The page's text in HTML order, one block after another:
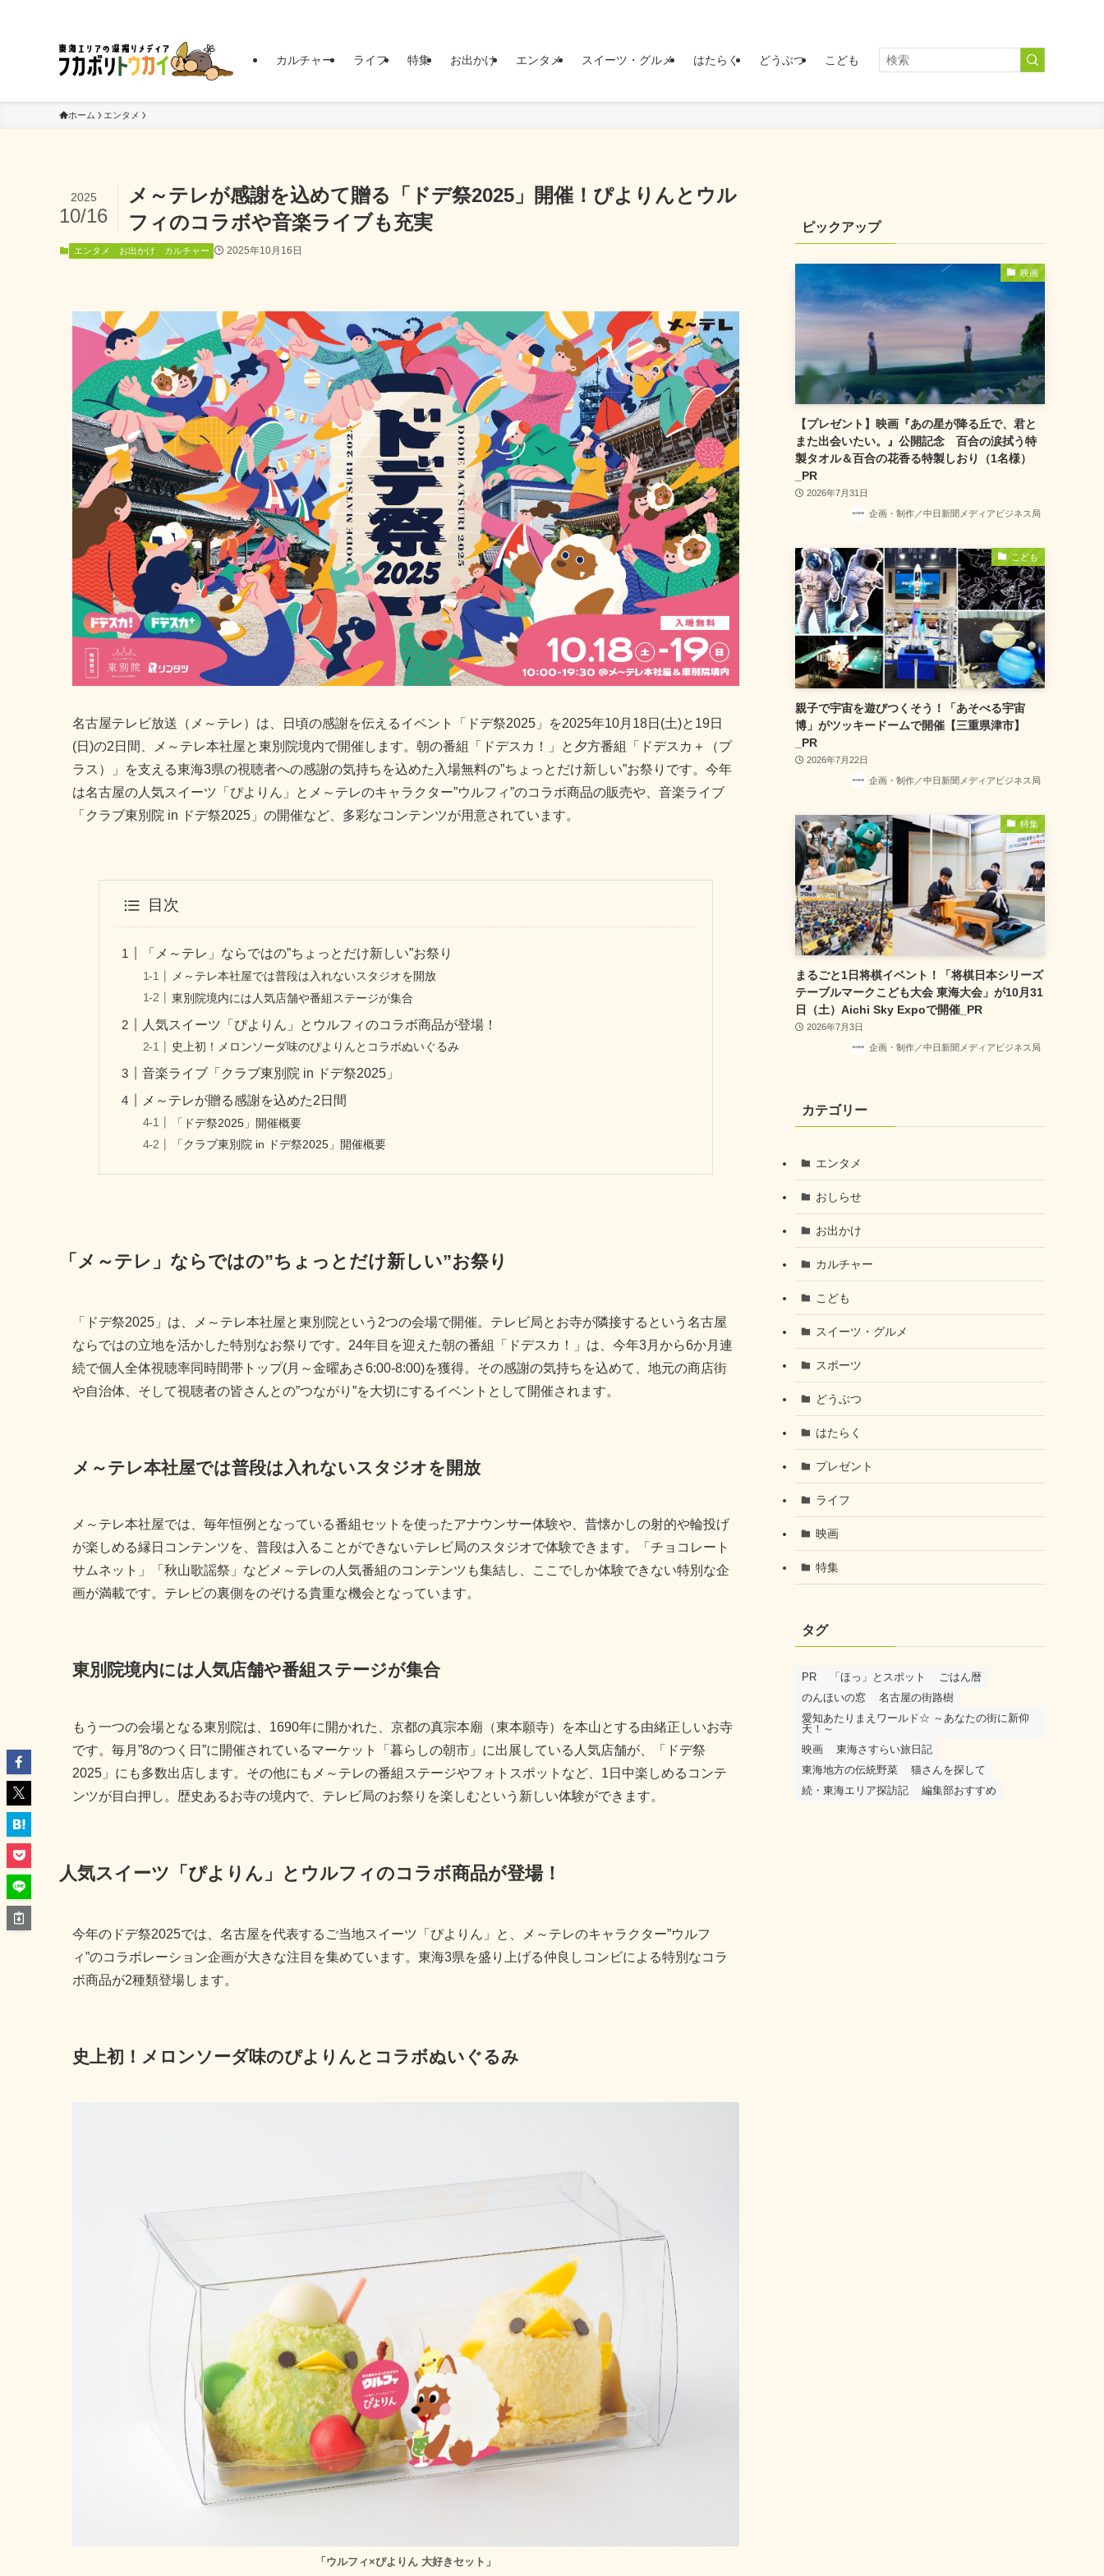
カルチャー ライフ 特集 お出かけ エンタメ スイーツ・グルメ はたらく どうぶつ こども
ホーム エンタメ
メ～テレが感謝を込めて贈る「ドデ祭2025」開催！ぴよりんとウル
フィのコラボや音楽ライブも充実
2025
10/16
エンタメ お出かけ カルチャー 2025年10月16日
名古屋テレビ放送（メ～テレ）は、日頃の感謝を伝えるイベント「ドデ祭2025」を2025年10月18日(土)と19日
(日)の2日間、メ～テレ本社屋と東別院境内で開催します。朝の番組「ドデスカ！」と夕方番組「ドデスカ＋（プ
ラス）」を支える東海3県の視聴者への感謝の気持ちを込めた入場無料の”ちょっとだけ新しい”お祭りです。今年
は名古屋の人気スイーツ「ぴよりん」とメ～テレのキャラクター”ウルフィ”のコラボ商品の販売や、音楽ライブ
「クラブ東別院 in ドデ祭2025」の開催など、多彩なコンテンツが用意されています。
目次
「メ～テレ」ならではの”ちょっとだけ新しい”お祭り
メ～テレ本社屋では普段は入れないスタジオを開放
東別院境内には人気店舗や番組ステージが集合
人気スイーツ「ぴよりん」とウルフィのコラボ商品が登場！
史上初！メロンソーダ味のぴよりんとコラボぬいぐるみ
音楽ライブ「クラブ東別院 in ドデ祭2025」
メ～テレが贈る感謝を込めた2日間
「ドデ祭2025」開催概要
「クラブ東別院 in ドデ祭2025」開催概要
「メ～テレ」ならではの”ちょっとだけ新しい”お祭り
「ドデ祭2025」は、メ～テレ本社屋と東別院という2つの会場で開催。テレビ局とお寺が隣接するという名古屋
ならではの立地を活かした特別なお祭りです。24年目を迎えた朝の番組「ドデスカ！」は、今年3月から6か月連
続で個人全体視聴率同時間帯トップ(月～金曜あさ6:00-8:00)を獲得。その感謝の気持ちを込めて、地元の商店街
や自治体、そして視聴者の皆さんとの”つながり”を大切にするイベントとして開催されます。
メ～テレ本社屋では普段は入れないスタジオを開放
メ～テレ本社屋では、毎年恒例となっている番組セットを使ったアナウンサー体験や、昔懐かしの射的や輪投げ
が楽しめる縁日コンテンツを、普段は入ることができないテレビ局のスタジオで体験できます。「チョコレート
サムネット」「秋山歌謡祭」などメ～テレの人気番組のコンテンツも集結し、ここでしか体験できない特別な企
画が満載です。テレビの裏側をのぞける貴重な機会となっています。
東別院境内には人気店舗や番組ステージが集合
もう一つの会場となる東別院は、1690年に開かれた、京都の真宗本廟（東本願寺）を本山とする由緒正しいお寺
です。毎月”8のつく日”に開催されているマーケット「暮らしの朝市」に出展している人気店舗が、「ドデ祭
2025」にも多数出店します。その他にもメ～テレの番組ステージやフォトスポットなど、1日中楽しめるコンテ
ンツが目白押し。歴史あるお寺の境内で、テレビ局のお祭りを楽しむという新しい体験ができます。
人気スイーツ「ぴよりん」とウルフィのコラボ商品が登場！
今年のドデ祭2025では、名古屋を代表するご当地スイーツ「ぴよりん」と、メ～テレのキャラクター”ウルフ
ィ”のコラボレーション企画が大きな注目を集めています。東海3県を盛り上げる仲良しコンビによる特別なコラ
ボ商品が2種類登場します。
史上初！メロンソーダ味のぴよりんとコラボぬいぐるみ
「ウルフィ×ぴよりん 大好きセット」
ピックアップ
映画
【プレゼント】映画『あの星が降る丘で、君と
また出会いたい。』公開記念 百合の涙拭う特
製タオル＆百合の花香る特製しおり（1名様）
_PR
2026年7月31日
企画・制作／中日新聞メディアビジネス局
こども
親子で宇宙を遊びつくそう！「あそべる宇宙
博」がツッキードームで開催【三重県津市】
_PR
2026年7月22日
企画・制作／中日新聞メディアビジネス局
特集
まるごと1日将棋イベント！「将棋日本シリーズ
テーブルマークこども大会 東海大会」が10月31
日（土）Aichi Sky Expoで開催_PR
2026年7月3日
企画・制作／中日新聞メディアビジネス局
カテゴリー
エンタメ
おしらせ
お出かけ
カルチャー
こども
スイーツ・グルメ
スポーツ
どうぶつ
はたらく
プレゼント
ライフ
映画
特集
タグ
PR 「ほっ」とスポット
ごはん暦
のんほいの窓
名古屋の街路樹
愛知あたりまえワールド☆ ～あなたの街に新仰
天！～
映画
東海さすらい旅日記
東海地方の伝統野菜
猫さんを探して
続・東海エリア探訪記
編集部おすすめ